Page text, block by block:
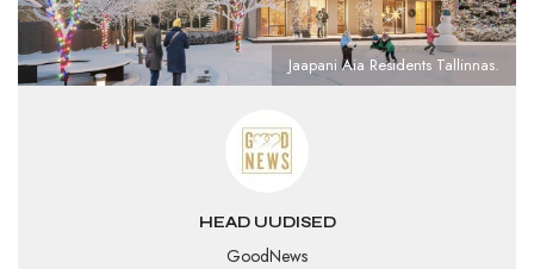
HEAD UUDISED
GoodNews
Jaapani Aia Residents Tallinnas.